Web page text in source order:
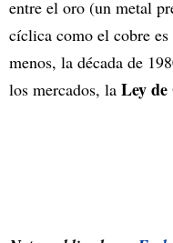
entre el oro (un metal
cíclica como el cobre
menos, la década de
los mercados, la Ley